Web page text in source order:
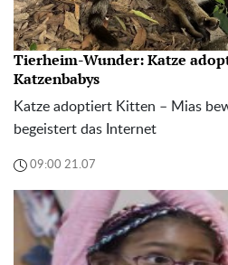
Tierheim-Wunder: Katze
Katzenbabys
Katze adoptiert Kitten – Mias
begeistert das Internet
09:00 21.07